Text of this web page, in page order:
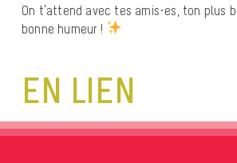
On t’attend avec tes amis·es, ton plus
bonne humeur !
EN LIEN